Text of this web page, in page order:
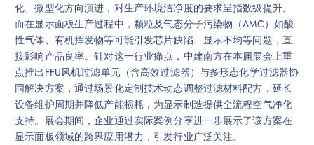
化、微型化方向演进，对生产环境洁净度的要求呈指数级提升。
而在显示面板生产过程中，颗粒及气态分子污染物（AMC）如酸
性气体、有机挥发物等可能引发芯片缺陷、显示不均等问题，直
接影响产品良率。针对这一行业痛点，中建南方在本届展会上重
点推出FFU风机过滤单元（含高效过滤器）与多形态化学过滤器协
同解决方案，通过场景化定制技术动态调整过滤材料配方，延长
设备维护周期并降低产能损耗，为显示制造提供全流程空气净化
支持。展会期间，企业通过实际案例分享进一步展示了该方案在
显示面板领域的跨界应用潜力，引发行业广泛关注。